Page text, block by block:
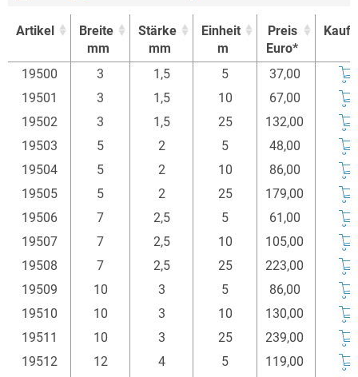
Artikel
Breite
mm
Stärke
mm
Einheit
m
Preis
Euro*
Artikel
Breite
Stärke
Einheit
Preis
19500 3 1,5 5
37,00
19501
3 1,5 10
67,00
19502
3 1,5 25
132,00
19503
5 2 5
48,00
19504
5 2 10
86,00
19505
5 2 25
179,00
19506
7 2,5 5
61,00
19507
7 2,5 10
105,00
19508
7 2,5 25
223,00
19509
10 3 5
86,00
19510
10 3 10
130,00
19511
10 3 25
239,00
19512
12 4 5
119,00